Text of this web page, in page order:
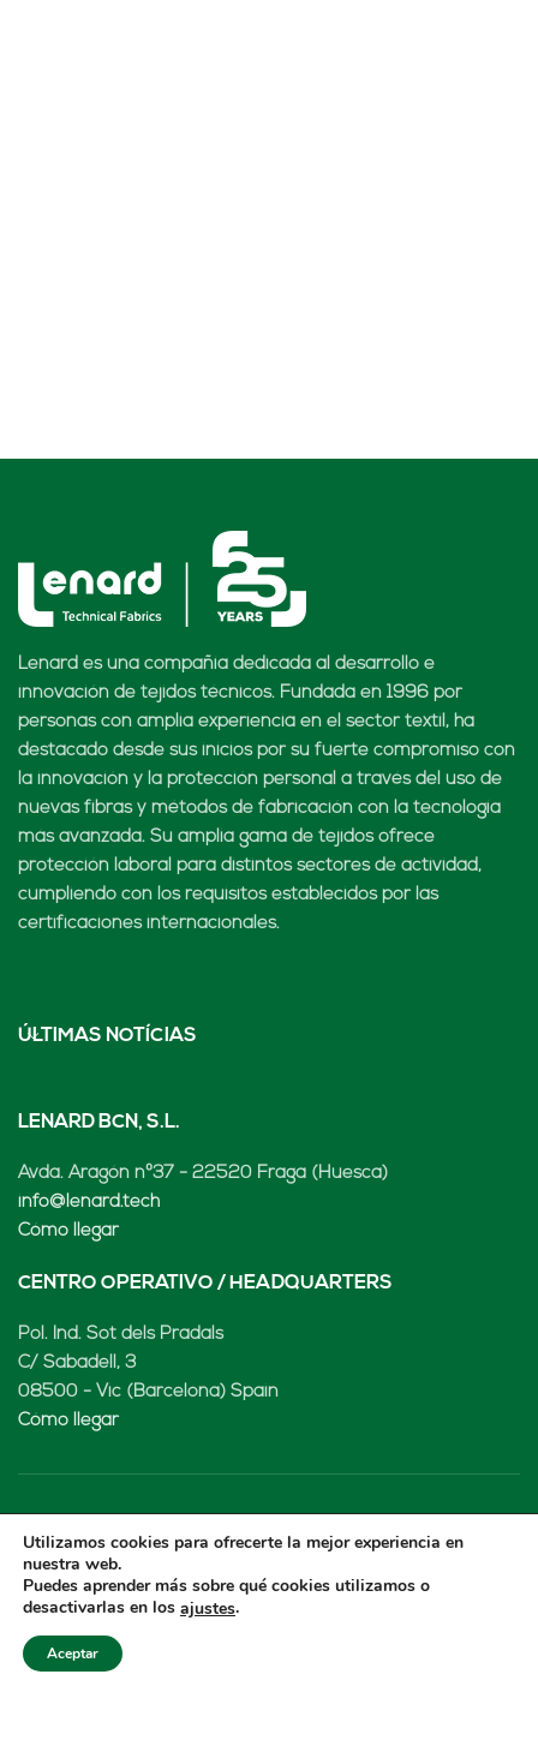
Lenard es una compañía dedicada al desarrollo e
innovación de tejidos técnicos. Fundada en 1996 por
personas con amplia experiencia en el sector textil, ha
destacado desde sus inicios por su fuerte compromiso con
la innovación y la protección personal a través del uso de
nuevas fibras y métodos de fabricación con la tecnología
más avanzada. Su amplia gama de tejidos ofrece
protección laboral para distintos sectores de actividad,
cumpliendo con los requisitos establecidos por las
certificaciones internacionales.
ÚLTIMAS NOTÍCIAS
LENARD BCN, S.L.
Avda. Aragón nº37 - 22520 Fraga (Huesca)
info@lenard.tech
Cómo llegar
CENTRO OPERATIVO / HEADQUARTERS
Pol. Ind. Sot dels Pradals
C/ Sabadell, 3
08500 - Vic (Barcelona) Spain
Cómo llegar
Rio Atoyac 30. Parque Industrial Empresarial
Cuautlancingo
Cuautlancingo, 72730 Puebla (México)
+52 222 2319969
Utilizamos cookies para ofrecerte la mejor experiencia en
nuestra web.
Puedes aprender más sobre qué cookies utilizamos o
desactivarlas en los ajustes.
Aceptar